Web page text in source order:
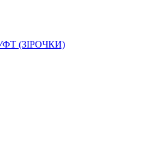
ДЛЯ ПАЛЬНОГО
(ЗІРОЧКИ)